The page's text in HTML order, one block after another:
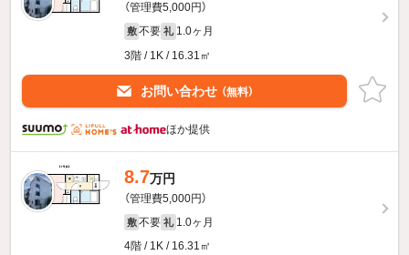
（管理費5,000円）
敷 不要 礼 1.0ヶ月
3階 / 1K / 16.31㎡
お問い合わせ （無料）
ほか提供
8.7万円
（管理費5,000円）
敷 不要 礼 1.0ヶ月
4階 / 1K / 16.31㎡